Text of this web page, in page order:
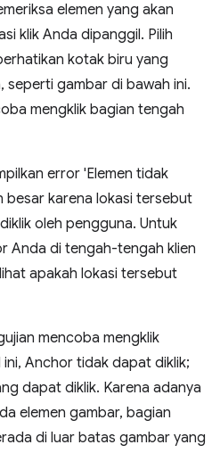
elemen yang akan
klik Anda dipanggil. Pilih
kotak biru yang
seperti gambar di bawah ini.
mengklik bagian tengah
error 'Elemen tidak
besar karena lokasi tersebut
oleh pengguna. Untuk
Anda di tengah-tengah klien
apakah lokasi tersebut
mencoba mengklik
Anchor tidak dapat diklik;
dapat diklik. Karena adanya
elemen gambar, bagian
di luar batas gambar yang